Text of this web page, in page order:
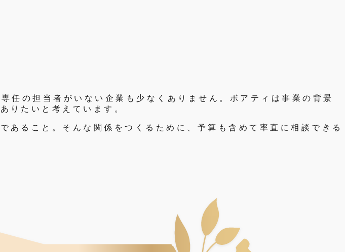
専任 の担 当者 が い な い 企業 も 少 な く あ り ませ ん 。 ボ ア テ ィ は事 業の 背 景
あ り た い と 考 え て い ます 。
で あ る こ と 。 そ ん な 関係 をつ く る ため に 予算 も含 めて 率直 に相 談 で き る